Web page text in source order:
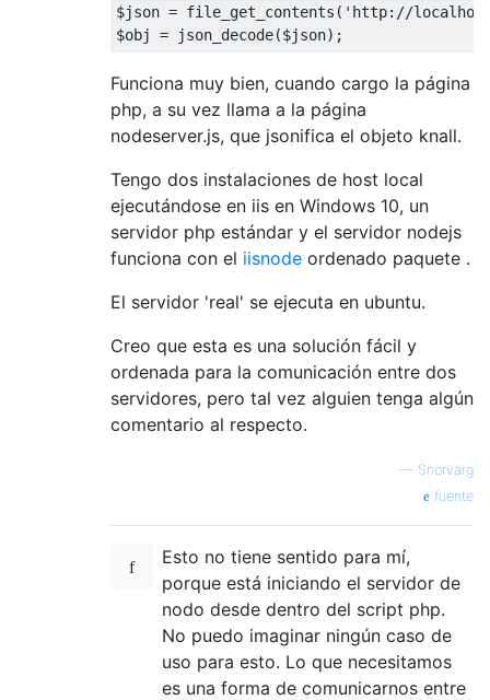
$json = file_get_contents ( 'http://
$obj = json_decode($json);
Funciona muy bien, cuando cargo la página
php, a su vez llama a la página
nodeserver.js, que jsonifica el objeto knall.
Tengo dos instalaciones de host local
ejecutándose en iis en Windows 10, un
servidor php estándar y el servidor nodejs
funciona con el iisnode ordenado paquete .
El servidor 'real' se ejecuta en ubuntu.
Creo que esta es una solución fácil y
ordenada para la comunicación entre dos
servidores, pero tal vez alguien tenga algún
comentario al respecto.
— Snorvarg
fuente
Esto no tiene sentido para mí,
porque está iniciando el servidor de
nodo desde dentro del script php.
No puedo imaginar ningún caso de
uso para esto. Lo que necesitamos
es una forma de comunicarnos entre